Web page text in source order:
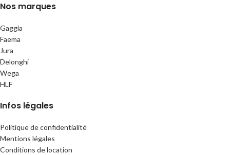
Nos marques
Gaggia
Faema
Jura
Delonghi
Wega
HLF
Infos légales
Politique de confidentialité
Mentions légales
Conditions de location